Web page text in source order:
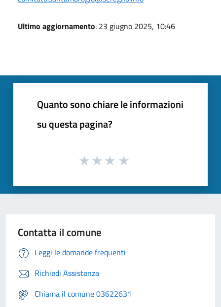
Ultimo aggiornamento: 23 giugno 2025, 10:46
Quanto sono chiare le informazioni
su questa pagina?
Contatta il comune
Leggi le domande frequenti
Richiedi Assistenza
Chiama il comune 03622631